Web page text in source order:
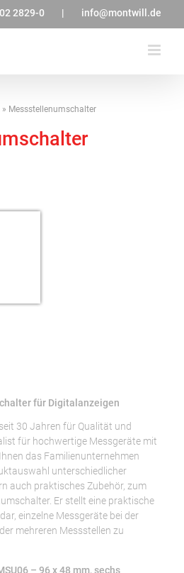
2829-0 | info@montwill.de
Messstellenumschalter
für Digitalanzeigen
30 Jahren für Qualität und
für hochwertige Messgeräte mit
das Familienunternehmen
unterschiedlicher
auch praktisches Zubehör, zum
Er stellt eine praktische
einzelne Messgeräte bei der
mehreren Messstellen zu
– 96 x 48 mm, sechs